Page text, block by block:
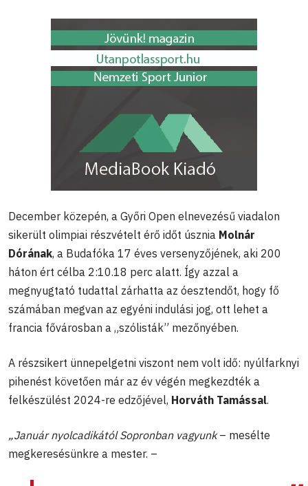
December közepén, a Győri Open elnevezésű viadalon
sikerült olimpiai részvételt érő időt úsznia Molnár
Dórának, a Budafóka 17 éves versenyzőjének, aki 200
háton ért célba 2:10.18 perc alatt. Így azzal a
megnyugtató tudattal zárhatta az óesztendőt, hogy fő
számában megvan az egyéni indulási jog, ott lehet a
francia fővárosban a „szólisták” mezőnyében.
A részsikert ünnepelgetni viszont nem volt idő: nyúlfarknyi
pihenést követően már az év végén megkezdték a
felkészülést 2024-re edzőjével, Horváth Tamással.
„Január nyolcadikától Sopronban vagyunk– mesélte
megkeresésünkre a mester. –